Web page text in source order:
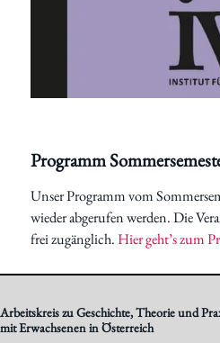
Programm
Unser Programm vom
wieder abgerufen werden. Die
frei zugänglich.Hier geht’s zum
Arbeitskreis zu Geschichte, Theorie und
mit Erwachsenen in Österreich